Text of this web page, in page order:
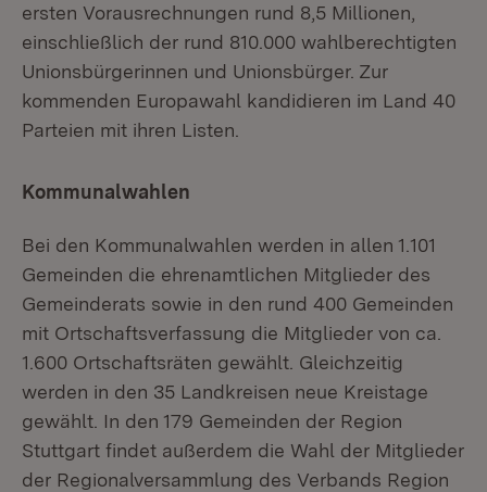
ersten Vorausrechnungen rund 8,5 Millionen,
einschließlich der rund 810.000 wahlberechtigten
Unionsbürgerinnen und Unionsbürger. Zur
kommenden Europawahl kandidieren im Land 40
Parteien mit ihren Listen.
Kommunalwahlen
Bei den Kommunalwahlen werden in allen 1.101
Gemeinden die ehrenamtlichen Mitglieder des
Gemeinderats sowie in den rund 400 Gemeinden
mit Ortschaftsverfassung die Mitglieder von ca.
1.600 Ortschaftsräten gewählt. Gleichzeitig
werden in den 35 Landkreisen neue Kreistage
gewählt. In den 179 Gemeinden der Region
Stuttgart findet außerdem die Wahl der Mitglieder
der Regionalversammlung des Verbands Region